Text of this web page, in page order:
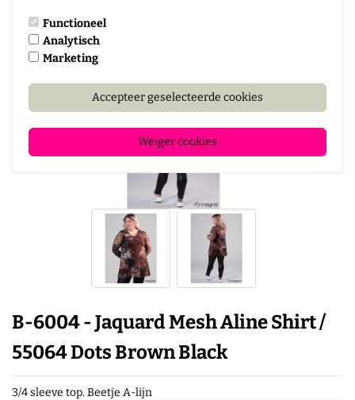
B-6004 - Jaquard Mesh Aline Shirt /
55064 Dots Brown Black
3/4 sleeve top. Beetje A-lijn
Functioneel
Analytisch
Marketing
Accepteer geselecteerde cookies
Weiger cookies